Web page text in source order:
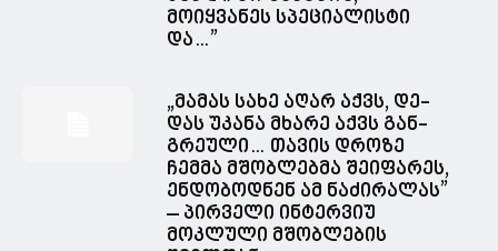
მოიყვანეს სპეციალისტი
და…”
„მა­მას სახე აღარ აქვს, დე­
დას უკა­ნა მხა­რე აქვს გან­
გრე­უ­ლი… თავის დროზე
ჩემმა მშობლებმა შეიფარეს,
ენდობოდნენ ამ ნაძირალას”
– პირველი ინტერვიუ
მოკლული მშობლების